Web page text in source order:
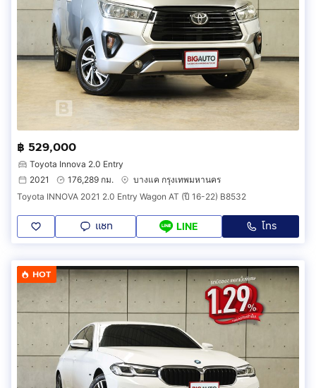
฿ 529,000
Toyota Innova 2.0 Entry
2021
176,289 กม.
บางแค กรุงเทพมหานคร
Toyota INNOVA 2021 2.0 Entry Wagon AT (ปี 16-22) B8532
แชท LINE โทร
HOT